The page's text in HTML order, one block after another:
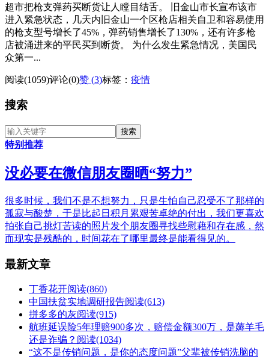
超市把枪支弹药买断货让人瞠目结舌。 旧金山市长宣布该市
进入紧急状态，几天内旧金山一个区枪店相关自卫和容易使用
的枪支型号增长了45%，弹药销售增长了130%，还有许多枪
店被涌进来的平民买到断货。 为什么发生紧急情况，美国民
众第一...
阅读(1059)评论(0)赞 (3)标签： 疫情
搜索
特别推荐
没必要在微信朋友圈晒“努力”
很多时候，我们不是不想努力，只是生怕自己忍受不了那样的
孤寂与酸楚，于是比起日积月累艰苦卓绝的付出，我们更喜欢
拍张自己挑灯苦读的照片发个朋友圈寻找些慰藉和存在感，然
而现实是残酷的，时间花在了哪里最终是能看得见的。
最新文章
丁香花开阅读(860)
中国扶贫实地调研报告阅读(613)
拼多多的灰阅读(915)
航班延误险5年理赔900多次，赔偿金额300万，是薅羊毛
还是诈骗？ 阅读(1034)
“这不是传销问题，是你的态度问题”父辈被传销洗脑的